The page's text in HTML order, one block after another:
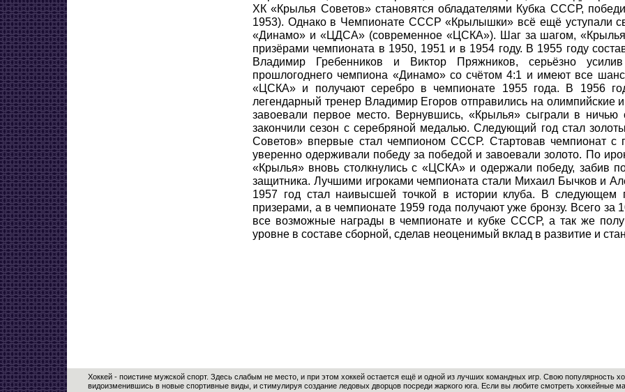
ХК «Крылья Советов» становятся обладателями Кубка СССР,
1953). Однако в Чемпионате СССР «Крылышки» всё ещё уступали
«Динамо» и «ЦДСА» (современное «ЦСКА»). Шаг за шагом,
призёрами чемпионата в 1950, 1951 и в 1954 году. В 1955 году
Владимир Гребенников и Виктор Пряжников, серьёзно
прошлогоднего чемпиона «Динамо» со счётом 4:1 и имеют все
«ЦСКА» и получают серебро в чемпионате 1955 года. В 1956
легендарный тренер Владимир Егоров отправились на
завоевали первое место. Вернувшись, «Крылья» сыграли в ничью
закончили сезон с серебряной медалью. Следующий год стал
Советов» впервые стал чемпионом СССР. Стартовав чемпионат
уверенно одерживали победу за победой и завоевали золото. По
«Крылья» вновь столкнулись с «ЦСКА» и одержали победу, забив
защитника. Лучшими игроками чемпионата стали Михаил Бычков и
1957 год стал наивысшей точкой в истории клуба. В следующем
призерами, а в чемпионате 1959 года получают уже бронзу. Всего за
все возможные награды в чемпионате и кубке СССР, а так же
уровне в составе сборной, сделав неоценимый вклад в развитие и
Хоккей - поистине мужской спорт. Здесь слабым не место, и при этом хоккей остается ещё и одной из лучших командных игр. Свою популярность
видоизменившись в новые спортивные виды, и стимулируя создание ледовых дворцов посреди жаркого юга. Если вы любите смотреть хоккейные